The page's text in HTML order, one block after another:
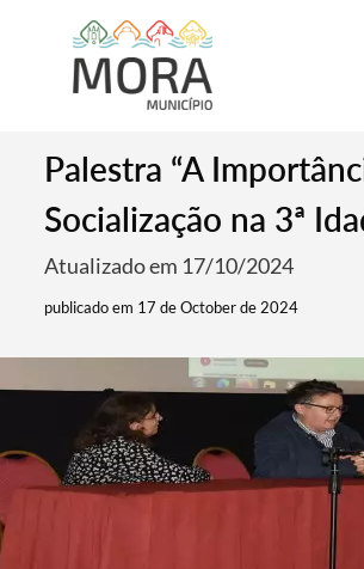
Palestra “A
Socialização na 3ª
Atualizado em 17/10/2024
publicado em 17 de October de 2024